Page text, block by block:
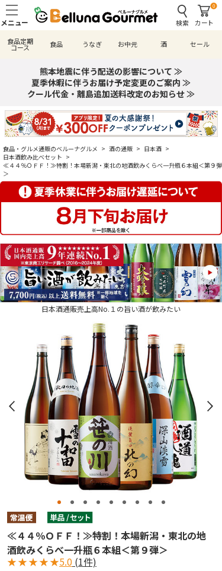
検索
0
カート
食品定期
コース 食品 うなぎ お中元 酒 セール
熊本地震に伴う配送の影響について ≫
夏季休暇に伴うお届け予定変更のご案内 ≫
クール代金・離島追加送料改定のお知らせ ≫
食品・グルメ通販のベルーナグルメ > 酒の通販 > 日本酒 >
日本酒飲み比べセット >
≪４４％ＯＦＦ！≫特割！本場新潟・東北の地酒飲みくらべ一升瓶６本組＜第９弾
＞
日本酒通販売上高No.１の旨い酒が飲みたい
≪４４％ＯＦＦ！≫特割！本場新潟・東北の地
酒飲みくらべ一升瓶６本組＜第９弾＞
★★★★★5.0 (1件)